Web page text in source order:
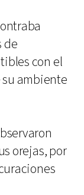
de
con el
ambiente
orejas, por